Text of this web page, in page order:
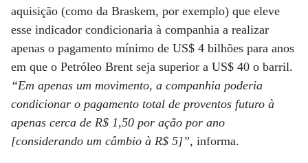
aquisição (como da Braskem, por exemplo) que eleve
esse indicador condicionaria à companhia a realizar
apenas o pagamento mínimo de US$ 4 bilhões para anos
em que o Petróleo Brent seja superior a US$ 40 o barril.
“Em apenas um movimento, a companhia poderia
condicionar o pagamento total de proventos futuro à
apenas cerca de R$ 1,50 por ação por ano
[considerando um câmbio à R$ 5]”, informa.